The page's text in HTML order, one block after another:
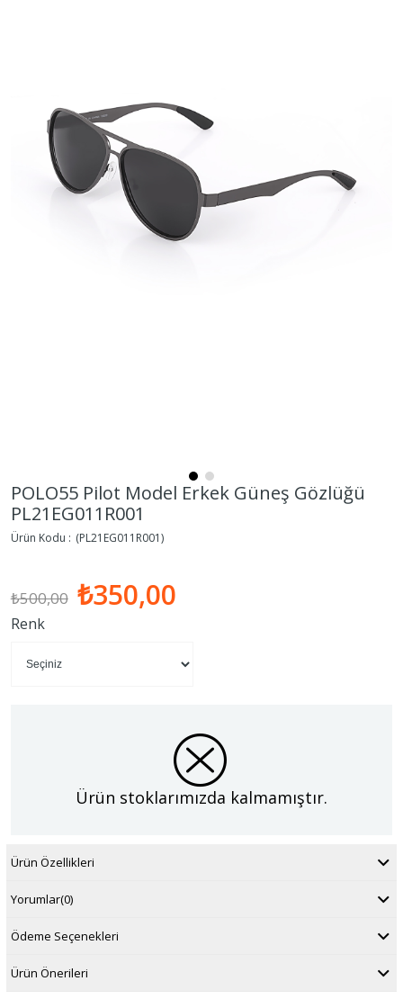
POLO55 Pilot Model Erkek Güneş Gözlüğü
PL21EG011R001
(PL21EG011R001)
₺500,00 ₺350,00
Renk
Ürün stoklarımızda kalmamıştır.
Ürün Özellikleri
Yorumlar(0)
Ödeme Seçenekleri
Ürün Önerileri